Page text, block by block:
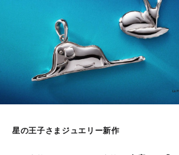
星の王子さまジュエリー新作